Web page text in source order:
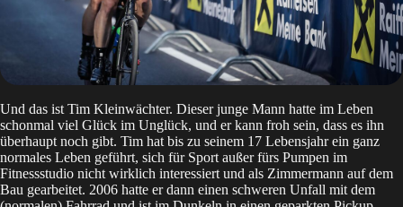
Und das ist Tim Kleinwächter. Dieser junge Mann hatte im Leben
schonmal viel Glück im Unglück, und er kann froh sein, dass es ihn
überhaupt noch gibt. Tim hat bis zu seinem 17 Lebensjahr ein ganz
normales Leben geführt, sich für Sport außer fürs Pumpen im
Fitnessstudio nicht wirklich interessiert und als Zimmermann auf dem
Bau gearbeitet. 2006 hatte er dann einen schweren Unfall mit dem